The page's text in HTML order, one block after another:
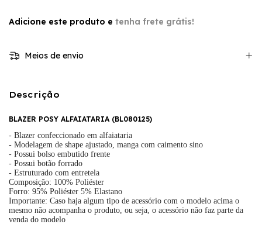
Adicione este produto e tenha frete grátis!
Meios de envio
Descrição
BLAZER POSY ALFAIATARIA (BL080125)
- Blazer confeccionado em alfaiataria
- Modelagem de shape ajustado, manga com caimento sino
- Possui bolso embutido frente
- Possui botão forrado
- Estruturado com entretela
Composição: 100% Poliéster
Forro: 95% Poliéster 5% Elastano
Importante: Caso haja algum tipo de acessório com o modelo acima o
mesmo não acompanha o produto, ou seja, o acessório não faz parte da
venda do modelo